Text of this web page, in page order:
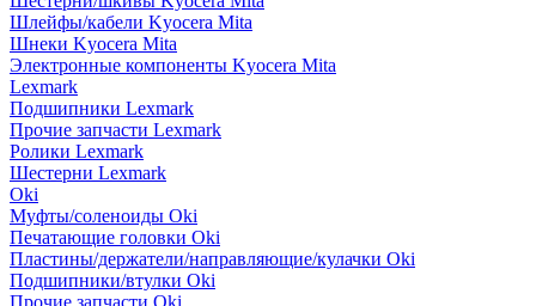
Шлейфы/кабели Kyocera Mita
Шнеки Kyocera Mita
Электронные компоненты Kyocera Mita
Lexmark
Подшипники Lexmark
Прочие запчасти Lexmark
Ролики Lexmark
Шестерни Lexmark
Oki
Муфты/соленоиды Oki
Печатающие головки Oki
Пластины/держатели/направляющие/кулачки Oki
Подшипники/втулки Oki
Прочие запчасти Oki